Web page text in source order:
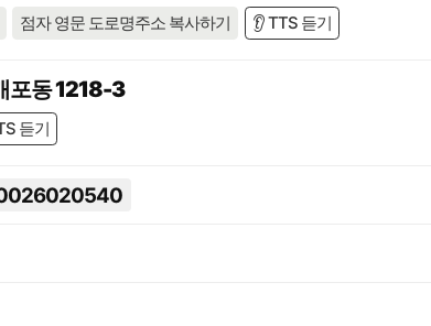
점자 영문 도로명주소 복사하기 👂 TTS 듣기
포동 1218-3
듣기